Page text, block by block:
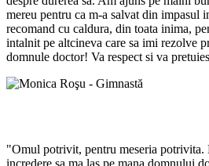
mereu pentru ca m-a salvat din impasul
recomand cu caldura, din toata inima,
intalnit pe altcineva care sa imi rezolve
domnule doctor! Va respect si va
"Omul potrivit, pentru meseria potrivita.